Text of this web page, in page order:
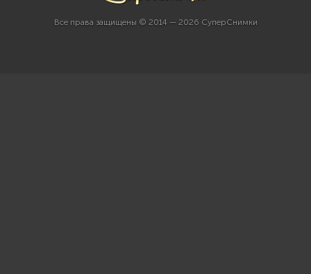
Все права защищены © 2014 — 2026 СуперСнимки